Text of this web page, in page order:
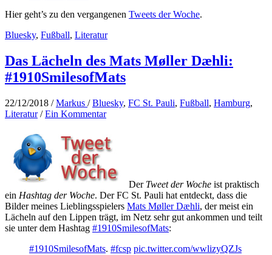
Hier geht’s zu den vergangenen Tweets der Woche.
Bluesky, Fußball, Literatur
Das Lächeln des Mats Møller Dæhli:
#1910SmilesofMats
22/12/2018 /Markus /Bluesky, FC St. Pauli, Fußball, Hamburg,
Literatur/Ein Kommentar
Der Tweet der Woche ist praktisch
ein Hashtag der Woche. Der FC St. Pauli hat entdeckt, dass die
Bilder meines Lieblingsspielers Mats Møller Dæhli, der meist ein
Lächeln auf den Lippen trägt, im Netz sehr gut ankommen und teilt
sie unter dem Hashtag #1910SmilesofMats:
#1910SmilesofMats. #fcsp pic.twitter.com/wwlizyQZJs